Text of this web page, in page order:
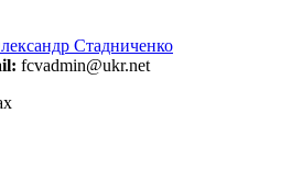
Стадниченко
fcvadmin@ukr.net